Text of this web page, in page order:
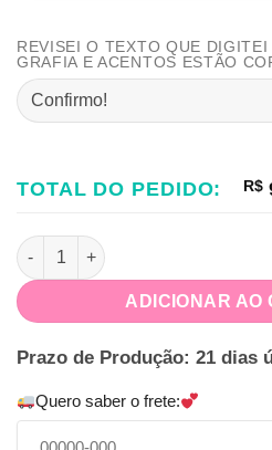
REVISEI O TEXTO QUE
GRAFIA E ACENTOS ESTÃO
TOTAL DO PEDIDO: R$
Festa na Caixa Minnie Vermelha
ADICIONAR AO
Prazo de Produção: 21 dias
Quero saber o frete: